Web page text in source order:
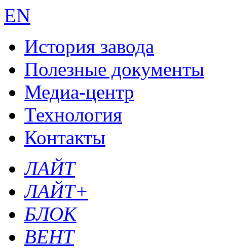
EN
История завода
Полезные документы
Медиа-центр
Технология
Контакты
ЛАЙТ
ЛАЙТ+
БЛОК
ВЕНТ